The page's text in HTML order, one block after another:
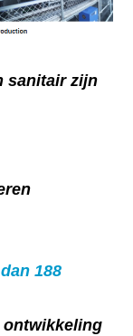
sanitair zijn
188
ontwikkeling